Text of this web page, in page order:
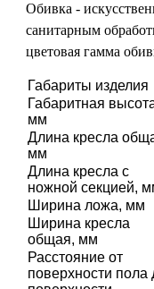
Обивка -
санитарным
цветовая гамма
Габариты изделия
Габаритная
мм
Длина кресла
мм
Длина кресла с
ножной секцией,
Ширина ложа, мм
Ширина кресла
общая, мм
Расстояние от
поверхности пола